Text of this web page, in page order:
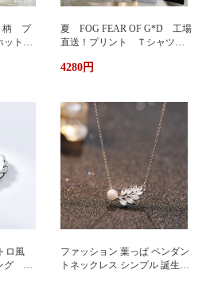
柄 プ
トプ
スト
夏 FOG FEAR OF G*D 工場
直送！プリント Ｔシャツ
兼用 ユニセックス おしゃ
4280円
ロ風
グ シ
ファッション 葉っぱ ペンダン
トネックレス シンプル 誕生日